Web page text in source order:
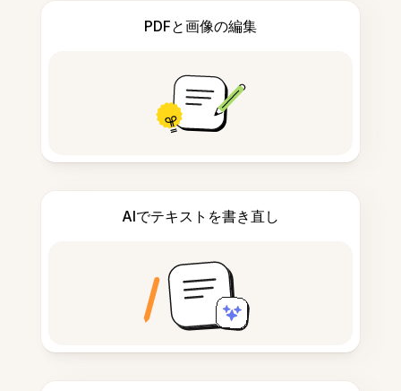
PDFと画像の編集
AIでテキストを書き直し